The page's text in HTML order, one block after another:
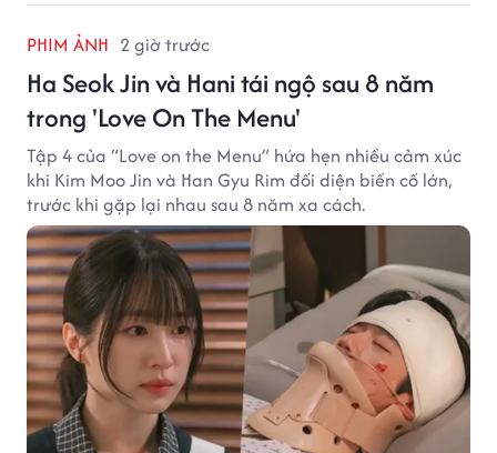
PHIM ẢNH 2 giờ trước
Ha Seok Jin và Hani tái ngộ sau 8 năm
trong 'Love On The Menu'
Tập 4 của “Love on the Menu” hứa hẹn nhiều cảm xúc
khi Kim Moo Jin và Han Gyu Rim đối diện biến cố lớn,
trước khi gặp lại nhau sau 8 năm xa cách.